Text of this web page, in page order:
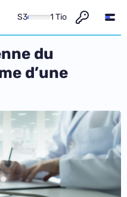
S3 1 Tio
du
d’une